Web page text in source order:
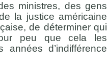
ministres, des gens
la justice américaine
de déterminer qui
peu que cela les
d’indifférence